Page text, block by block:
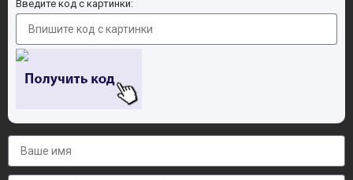
Введите код с картинки: